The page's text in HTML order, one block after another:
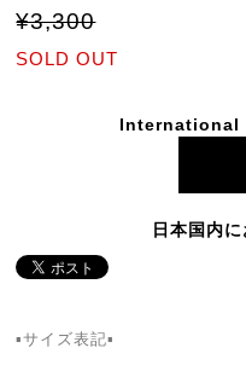
¥3,300
SOLD OUT
International
日本国内
▪サイズ表記▪